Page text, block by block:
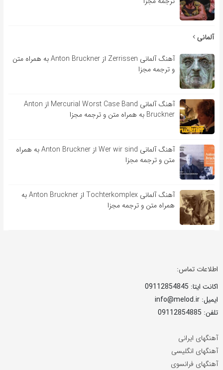
آلمانی
آهنگ آلمانی Zerrissen از Anton Bruckner به همراه متن
و ترجمه مجزا
آهنگ آلمانی Mercurial Worst Case Band از Anton
Bruckner به همراه متن و ترجمه مجزا
آهنگ آلمانی Wer wir sind از Anton Bruckner به همراه
متن و ترجمه مجزا
آهنگ آلمانی Tochterkomplex از Anton Bruckner به
همراه متن و ترجمه مجزا
اطلاعات تماس:
اکانت ایتا: 09112854845
ایمیل: info@melod.ir
تلفن: 09112854885
آهنگهای ایرانی
آهنگهای انگلیسی
آهنگهای فرانسوی